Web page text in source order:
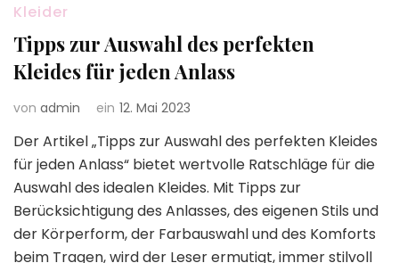
Kleider
Tipps zur Auswahl des perfekten
Kleides für jeden Anlass
von admin ein 12. Mai 2023
Der Artikel „Tipps zur Auswahl des perfekten Kleides
für jeden Anlass“ bietet wertvolle Ratschläge für die
Auswahl des idealen Kleides. Mit Tipps zur
Berücksichtigung des Anlasses, des eigenen Stils und
der Körperform, der Farbauswahl und des Komforts
beim Tragen, wird der Leser ermutigt, immer stilvoll